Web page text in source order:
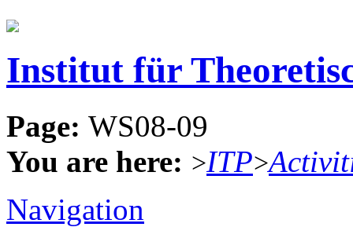
Institut für
Page: WS08-09
You are here: >ITP>
Navigation